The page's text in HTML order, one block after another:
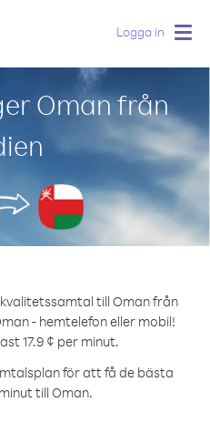
Logga in
Oman från
till Oman från
- hemtelefon eller mobil!
17.9 ¢ per minut.
för att få de bästa
till Oman.